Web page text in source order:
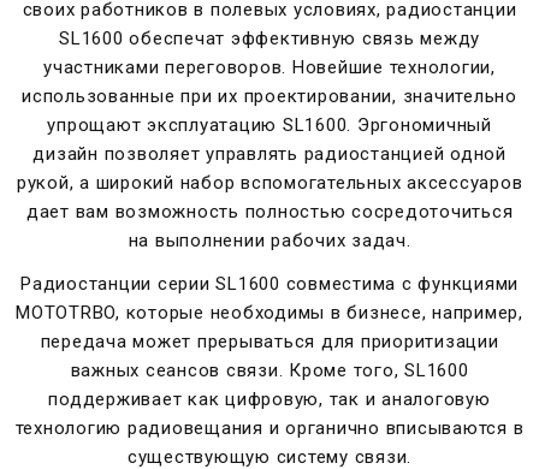
своих работников в полевых условиях, радиостанции
SL1600 обеспечат эффективную связь между
участниками переговоров. Новейшие технологии,
использованные при их проектировании, значительно
упрощают эксплуатацию SL1600. Эргономичный
дизайн позволяет управлять радиостанцией одной
рукой, а широкий набор вспомогательных аксессуаров
дает вам возможность полностью сосредоточиться
на выполнении рабочих задач.
Радиостанции серии SL1600 совместима с функциями
MOTOTRBO, которые необходимы в бизнесе, например,
передача может прерываться для приоритизации
важных сеансов связи. Кроме того, SL1600
поддерживает как цифровую, так и аналоговую
технологию радиовещания и органично вписываются в
существующую систему связи.